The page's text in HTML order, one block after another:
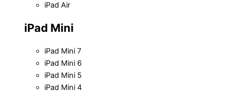
iPad Air
iPad Mini
iPad Mini 7
iPad Mini 6
iPad Mini 5
iPad Mini 4